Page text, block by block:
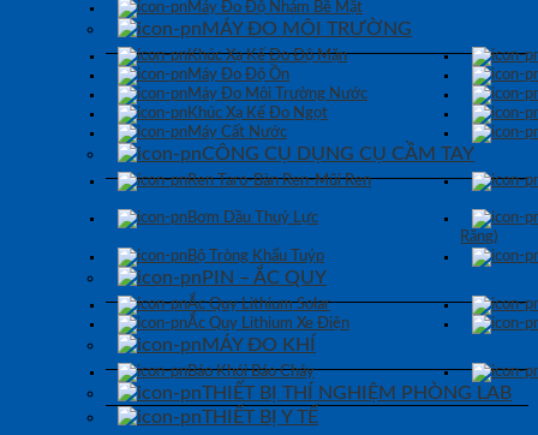
Máy Đo Độ Nhám Bề Mặt
MÁY ĐO MÔI TRƯỜNG
Khúc Xạ Kế Đo Độ Mặn
Máy Đo Độ Ồn
Máy Đo Môi Trường Nước
Khúc Xạ Kế Đo Ngọt
Máy Cất Nước
CÔNG CỤ DỤNG CỤ CẦM TAY
Ren Taro-Bàn Ren-Mũi Ren
Bơm Dầu Thuỷ Lực
Răng)
Bộ Tròng Khẩu Tuýp
PIN – ẮC QUY
Ắc Quy Lithium Solar
Ắc Quy Lithium Xe Điện
MÁY ĐO KHÍ
Báo Khói Báo Cháy
THIẾT BỊ THÍ NGHIỆM PHÒNG LAB
THIẾT BỊ Y TẾ